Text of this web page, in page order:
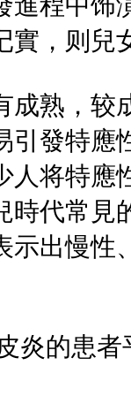
實，则兒
成熟，
引發特應
人将特應
時代常見
示出慢
炎的患